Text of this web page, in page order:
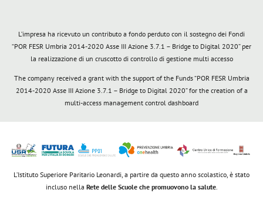
L’impresa ha ricevuto un contributo a fondo perduto con il sostegno dei Fondi
“POR FESR Umbria 2014-2020 Asse III Azione 3.7.1 – Bridge to Digital 2020” per
la realizzazione di un cruscotto di controllo di gestione multi accesso
The company received a grant with the support of the Funds “POR FESR Umbria
2014-2020 Asse III Azione 3.7.1 – Bridge to Digital 2020” for the creation of a
multi-access management control dashboard
L’Istituto Superiore Paritario Leonardi, a partire da questo anno scolastico, è stato
incluso nella Rete delle Scuole che promuovono la salute.